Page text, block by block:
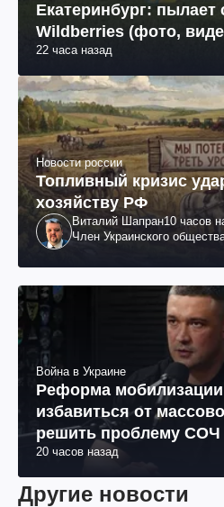
Екатеринбург: пылает
Wildberries (фото,
22 часа назад
Новости россии
Топливный кризис
хозяйству РФ
Виталий Шапран10 часов
Член Украинского
Война в Украине
Реформа
избавиться от
решить проблему СОЧ
20 часов назад
Другие новости